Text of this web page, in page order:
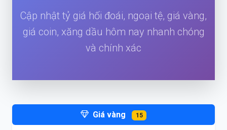
Cập nhật tỷ giá hối đoái, ngoại tệ, giá vàng,
giá coin, xăng dầu hôm nay nhanh chóng
và chính xác
Giá vàng 15